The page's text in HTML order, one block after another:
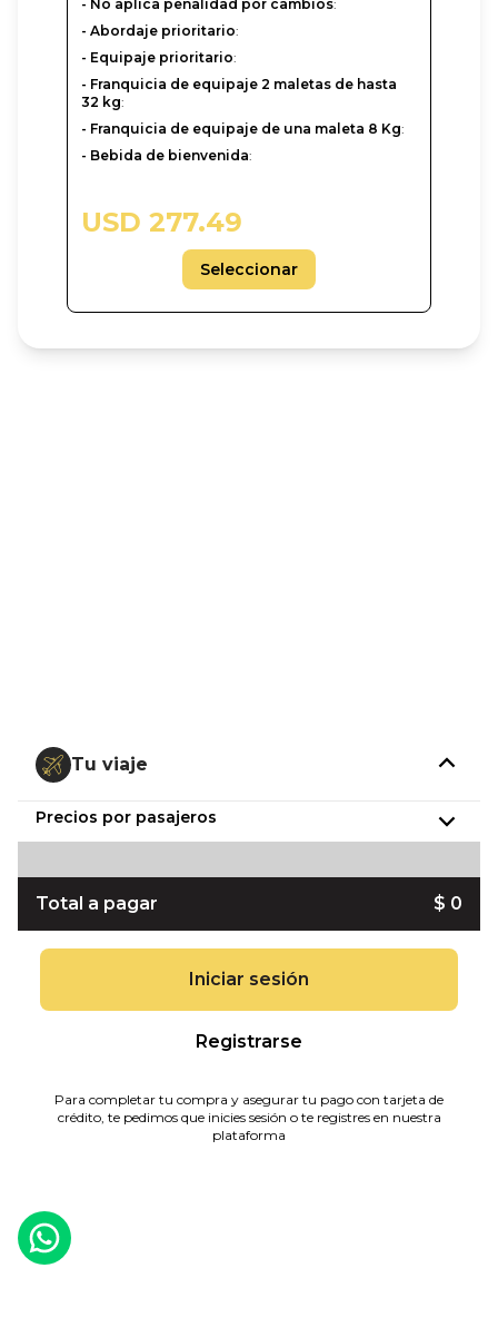
- No aplica penalidad por cambios:
- Abordaje prioritario:
- Equipaje prioritario:
- Franquicia de equipaje 2 maletas de hasta
32 kg:
- Franquicia de equipaje de una maleta 8 Kg:
- Bebida de bienvenida:
USD 277.49
Seleccionar
Tu viaje
Precios por pasajeros
Total a pagar $ 0
Iniciar sesión
Registrarse
Para completar tu compra y asegurar tu pago con tarjeta de
crédito, te pedimos que inicies sesión o te registres en nuestra
plataforma